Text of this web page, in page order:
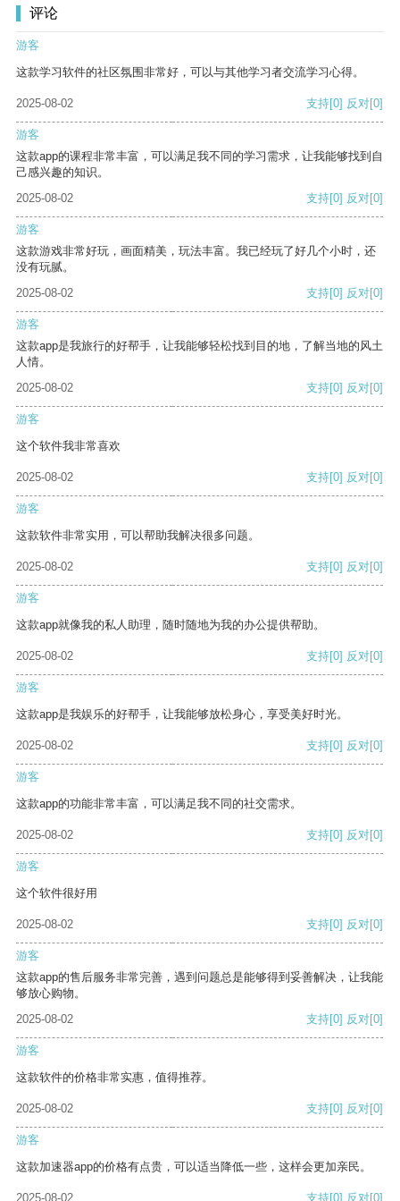
评论
游客
这款学习软件的社区氛围非常好，可以与其他学习者交流学习心得。
2025-08-02 支持[0] 反对[0]
游客
这款app的课程非常丰富，可以满足我不同的学习需求，让我能够找到自
己感兴趣的知识。
2025-08-02
支持[0] 反对[0]
游客
这款游戏非常好玩，画面精美，玩法丰富。我已经玩了好几个小时，还
没有玩腻。
2025-08-02
支持[0] 反对[0]
游客
这款app是我旅行的好帮手，让我能够轻松找到目的地，了解当地的风土
人情。
2025-08-02
支持[0] 反对[0]
游客
这个软件我非常喜欢
2025-08-02 支持[0] 反对[0]
游客
这款软件非常实用，可以帮助我解决很多问题。
2025-08-02 支持[0] 反对[0]
游客
这款app就像我的私人助理，随时随地为我的办公提供帮助。
2025-08-02 支持[0] 反对[0]
游客
这款app是我娱乐的好帮手，让我能够放松身心，享受美好时光。
2025-08-02 支持[0] 反对[0]
游客
这款app的功能非常丰富，可以满足我不同的社交需求。
2025-08-02 支持[0] 反对[0]
游客
这个软件很好用
2025-08-02 支持[0] 反对[0]
游客
这款app的售后服务非常完善，遇到问题总是能够得到妥善解决，让我能
够放心购物。
2025-08-02
支持[0] 反对[0]
游客
这款软件的价格非常实惠，值得推荐。
2025-08-02 支持[0] 反对[0]
游客
这款加速器app的价格有点贵，可以适当降低一些，这样会更加亲民。
2025-08-02 支持[0] 反对[0]